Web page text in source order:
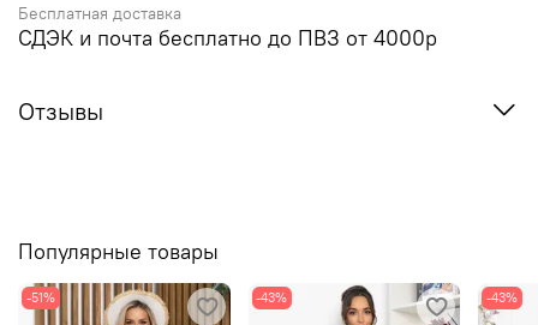
Бесплатная доставка
СДЭК и почта бесплатно до ПВЗ от 4000р
Отзывы
Популярные товары
-51% -43% -43%